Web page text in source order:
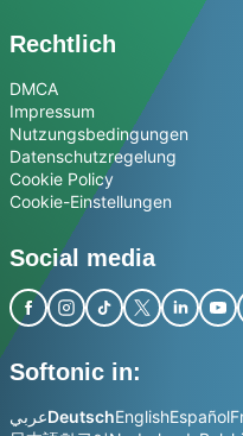
Rechtlich
DMCA
Impressum
Nutzungsbedingungen
Datenschutzregelung
Cookie Policy
Cookie-Einstellungen
Social media
Softonic in:
عربيDeutschEnglishEspañol